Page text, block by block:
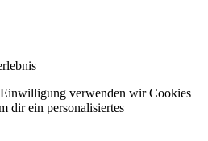
verwenden wir Cookies
dir ein personalisiertes